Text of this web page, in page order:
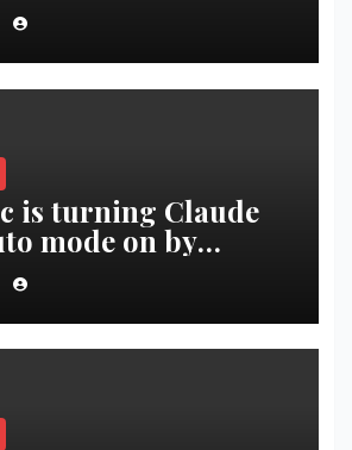
startup Source
is turning Claude
mode on by